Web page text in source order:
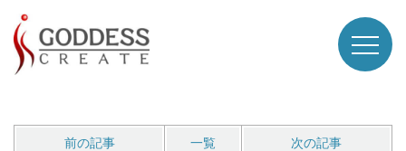
前の記事 一覧 次の記事